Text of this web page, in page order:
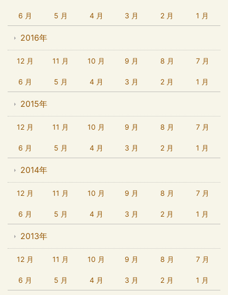
6 月 5 月 4 月 3 月 2 月 1 月
2016年
12 月 11 月 10 月 9 月 8 月 7 月
6 月 5 月 4 月 3 月 2 月 1 月
2015年
12 月 11 月 10 月 9 月 8 月 7 月
6 月 5 月 4 月 3 月 2 月 1 月
2014年
12 月 11 月 10 月 9 月 8 月 7 月
6 月 5 月 4 月 3 月 2 月 1 月
2013年
12 月 11 月 10 月 9 月 8 月 7 月
6 月 5 月 4 月 3 月 2 月 1 月